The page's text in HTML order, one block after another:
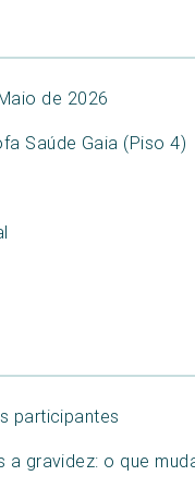
de 2026
Saúde Gaia (Piso 4)
participantes
a gravidez: o que